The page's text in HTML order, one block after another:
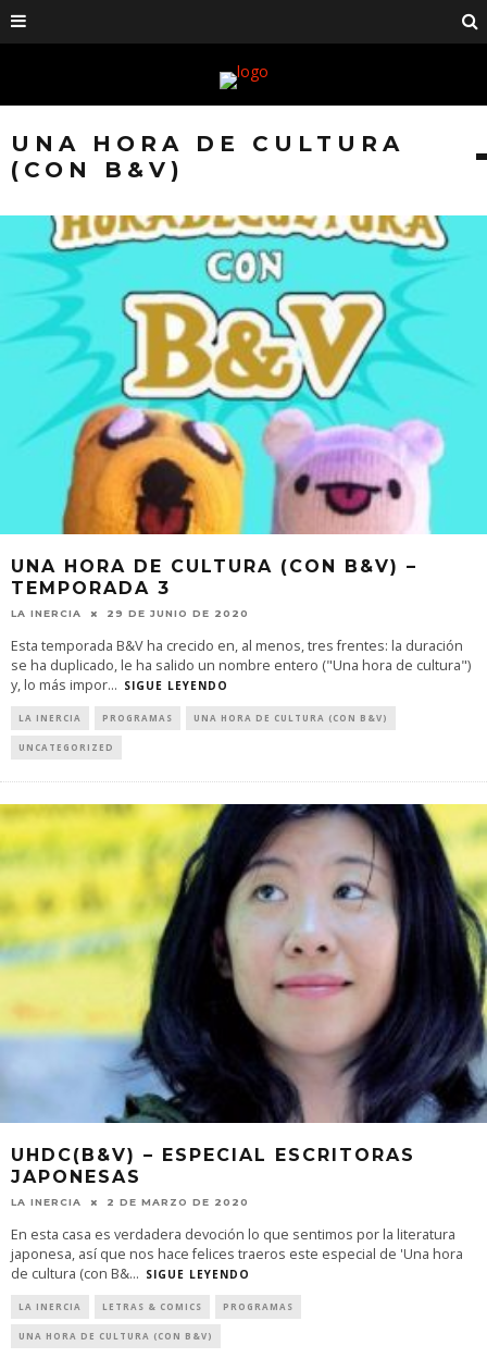
UNA HORA DE CULTURA
(CON B&V)
UNA HORA DE CULTURA (CON B&V) –
TEMPORADA 3
LA INERCIA 29 DE JUNIO DE 2020
Esta temporada B&V ha crecido en, al menos, tres frentes: la duración
se ha duplicado, le ha salido un nombre entero ("Una hora de cultura")
y, lo más impor... SIGUE LEYENDO
LA INERCIA PROGRAMAS UNA HORA DE CULTURA (CON B&V)
UNCATEGORIZED
UHDC(B&V) – ESPECIAL ESCRITORAS
JAPONESAS
LA INERCIA 2 DE MARZO DE 2020
En esta casa es verdadera devoción lo que sentimos por la literatura
japonesa, así que nos hace felices traeros este especial de 'Una hora
de cultura (con B&... SIGUE LEYENDO
LA INERCIA LETRAS & COMICS PROGRAMAS
UNA HORA DE CULTURA (CON B&V)